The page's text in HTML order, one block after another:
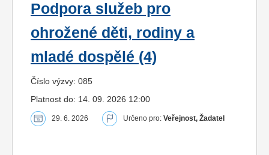
Podpora služeb pro
ohrožené děti, rodiny a
mladé dospělé (4)
Číslo výzvy: 085
Platnost do: 14. 09. 2026 12:00
29. 6. 2026 Určeno pro: Veřejnost, Žadatel